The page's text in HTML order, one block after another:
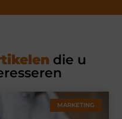
die u
MARKETING